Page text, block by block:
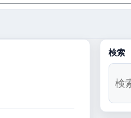
検索